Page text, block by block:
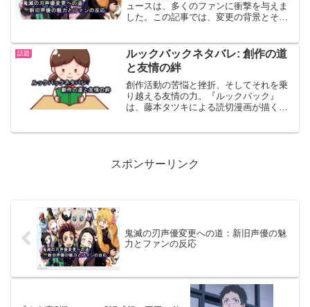
ク「カードキャプターさくら」を映像化
した魔法少女アニメの劇場版第1弾。劇場
ュースは、多くのファンに衝撃を与えま
した。この記事では、変更の背景とそれ
ます。変更に至った理由から、新旧声優
それぞれの魅力、ファン...
話題
ルックバックネタバレ: 創作の道
と友情の絆
創作活動の苦悩と挫折、そしてそれを乗
り越える友情の力。『ルックバック』
は、藤本タツキによる読切漫画が描く、
スポンサーリンク
鬼滅の刃声優変更への道：新旧声優の魅
力とファンの反応